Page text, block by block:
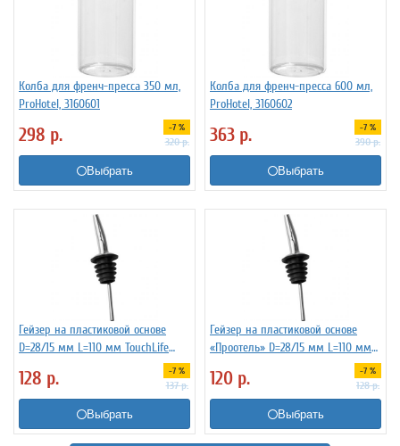
Колба для френч-пресса 350 мл,
ProHotel, 3160601
298 р. -7 %
320р.
Выбрать
Колба для френч-пресса 600 мл,
ProHotel, 3160602
363 р. -7 %
390р.
Выбрать
Гейзер на пластиковой основе
D=28/15 мм L=110 мм TouchLife
128 р. -7 %
137р.
Выбрать
Гейзер на пластиковой основе
«Проотель» D=28/15 мм L=110 мм
120 р. -7 %
128р.
Выбрать